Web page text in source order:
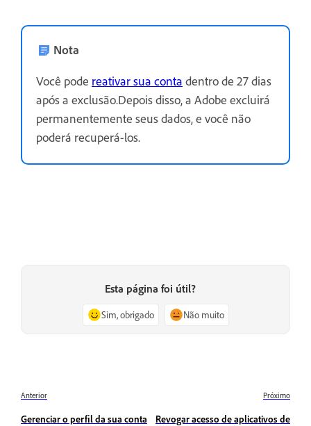
Nota
Você pode reativar sua conta dentro de 27 dias
após a exclusão.Depois disso, a Adobe excluirá
permanentemente seus dados, e você não
poderá recuperá-los.
Esta página foi útil?
Sim, obrigado Não muito
Anterior
Gerenciar o perfil da sua conta
Próximo
Revogar acesso de aplicativos de